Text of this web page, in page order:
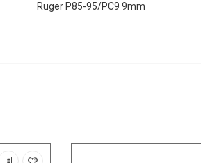
Ruger P85-95/PC9 9mm